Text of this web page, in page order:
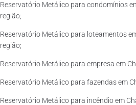
Reservatório Metálico para condomínios
região;
Reservatório Metálico para loteamentos
região;
Reservatório Metálico para empresa em
Reservatório Metálico para fazendas em
Reservatório Metálico para incêndio em